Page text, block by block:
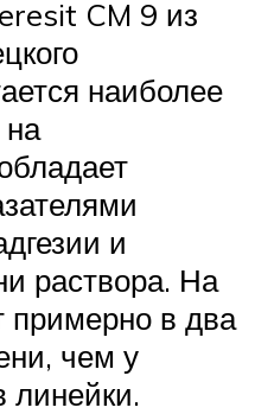
CM 9 из
наиболее
и
раствора. На
примерно в два
чем у
линейки.